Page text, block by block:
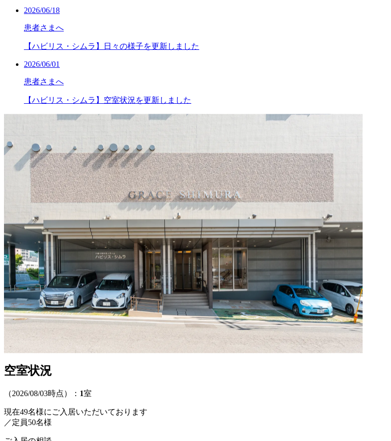
2026/06/18
患者さまへ
【ハビリス・シムラ】日々の様子を更新しました
2026/06/01
患者さまへ
【ハビリス・シムラ】空室状況を更新しました
空室状況
（2026/08/03時点）： 1室
現在49名様にご入居いただいております
／定員50名様